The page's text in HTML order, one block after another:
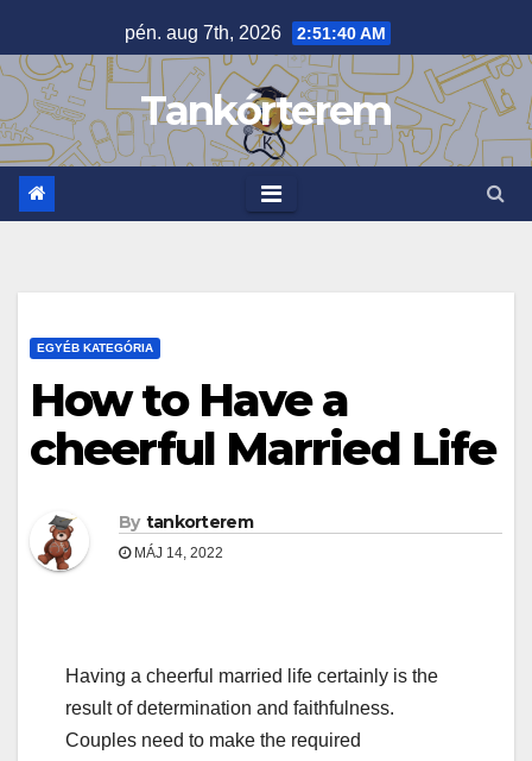
to
content
pén. aug 7th, 2026 2:51:41 AM
Tankórterem
EGYÉB KATEGÓRIA
How to Have a
cheerful Married Life
By tankorterem
MÁJ 14, 2022
Having a cheerful married life certainly is the
result of determination and faithfulness.
Couples need to make the required